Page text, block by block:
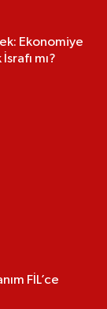
Ekonomiye
mı?
FİL’ce